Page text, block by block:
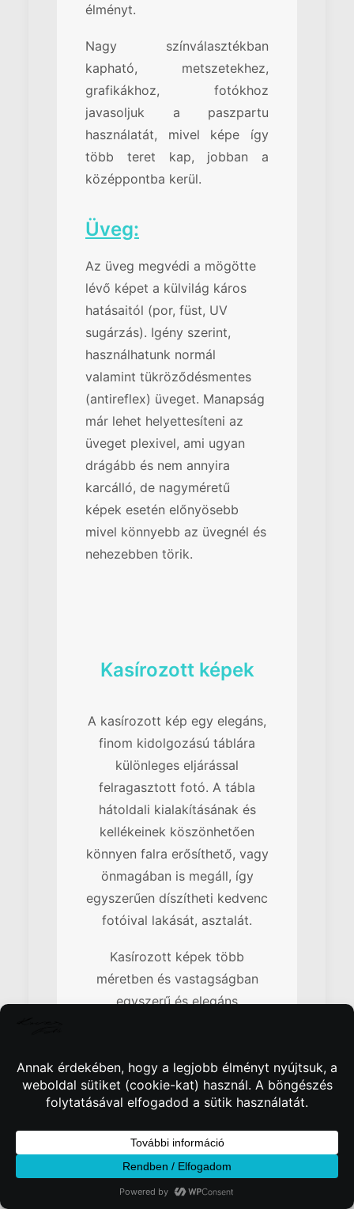
élményt.
Nagy színválasztékban
kapható, metszetekhez,
grafikákhoz, fotókhoz
javasoljuk a paszpartu
használatát, mivel képe így
több teret kap, jobban a
középpontba kerül.
Üveg:
Az üveg megvédi a mögötte
lévő képet a külvilág káros
hatásaitól (por, füst, UV
sugárzás). Igény szerint,
használhatunk normál
valamint tükröződésmentes
(antireflex) üveget. Manapság
már lehet helyettesíteni az
üveget plexivel, ami ugyan
drágább és nem annyira
karcálló, de nagyméretű
képek esetén előnyösebb
mivel könnyebb az üvegnél és
nehezebben törik.
Kasírozott képek
A kasírozott kép egy elegáns,
finom kidolgozású táblára
különleges eljárással
felragasztott fotó. A tábla
hátoldali kialakításának és
kellékeinek köszönhetően
könnyen falra erősíthető, vagy
önmagában is megáll, így
egyszerűen díszítheti kedvenc
fotóival lakását, asztalát.
Kasírozott képek több
méretben és vastagságban
egyszerű és elegáns
by Kincses Fotó